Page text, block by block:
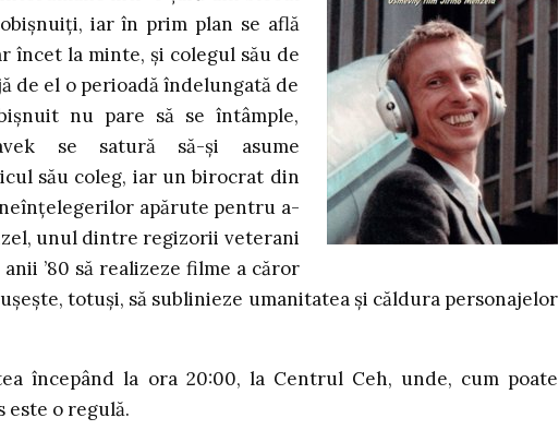
iar în prim plan se află
încet la minte, și colegul său de
de el o perioadă îndelungată de
nu pare să se întâmple,
se satură să-și asume
său coleg, iar un birocrat din
neînțelegerilor apărute pentru a-
unul dintre regizorii veterani
’80 să realizeze filme a căror
totuși, să sublinieze umanitatea și căldura personajelor
începând la ora 20:00, la Centrul Ceh, unde, cum poate
este o regulă.